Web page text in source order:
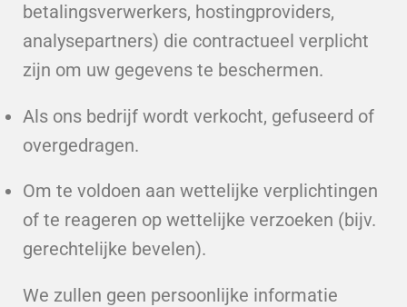
betalingsverwerkers, hostingproviders,
analysepartners) die contractueel verplicht
zijn om uw gegevens te beschermen.
Als ons bedrijf wordt verkocht, gefuseerd of
overgedragen.
Om te voldoen aan wettelijke verplichtingen
of te reageren op wettelijke verzoeken (bijv.
gerechtelijke bevelen).
We zullen geen persoonlijke informatie